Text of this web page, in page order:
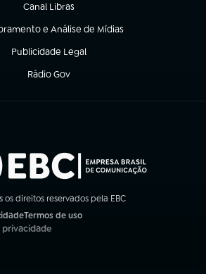
Canal Libras
(abre em nova aba)
e Análise de Mídias
nova aba)
Publicidade Legal
(abre em nova aba)
Rádio Gov
(abre em nova aba)
os direitos reservados pela EBC
Termos de uso
(abre em nova aba)